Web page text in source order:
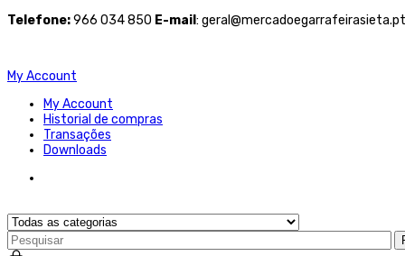
Telefone:966 034 850 E-mail : geral@mercadoegarrafeirasieta.pt
My Account
My Account
Historial de compras
Transações
Downloads